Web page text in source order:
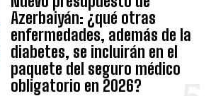
Azerbaiyán: ¿qué otras
enfermedades, además de la
diabetes, se incluirán en el
paquete del seguro médico
obligatorio en 2026?